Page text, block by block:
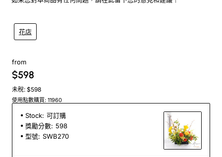
花店
from
$598
未稅: $598
使用點數購買: 11960
Stock: 可訂購
獎勵分數: 598
型號: SWB270